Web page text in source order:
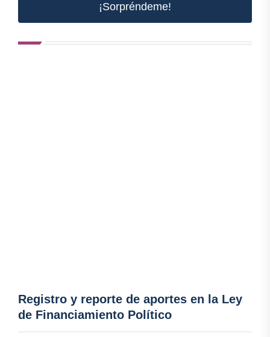
¡Sorpréndeme!
Registro y reporte de aportes en la Ley
de Financiamiento Político